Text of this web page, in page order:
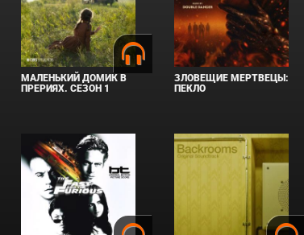
МАЛЕНЬКИЙ ДОМИК В
ПРЕРИЯХ. СЕЗОН 1
ЗЛОВЕЩИЕ МЕРТВЕЦЫ:
ПЕКЛО